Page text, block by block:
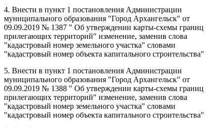
4. Внести в пункт 1 постановления Администрации
муниципального образования "Город Архангельск" от
09.09.2019 № 1387 " Об утверждении карты-схемы границ
прилегающих территорий" изменение, заменив слова
"кадастровый номер земельного участка" словами
"кадастровый номер объекта капитального строительства"
5. Внести в пункт 1 постановления Администрации
муниципального образования "Город Архангельск" от
09.09.2019 № 1388 " Об утверждении карты-схемы границ
прилегающих территорий" изменение, заменив слова
"кадастровый номер земельного участка" словами
"кадастровый номер объекта капитального строительства"